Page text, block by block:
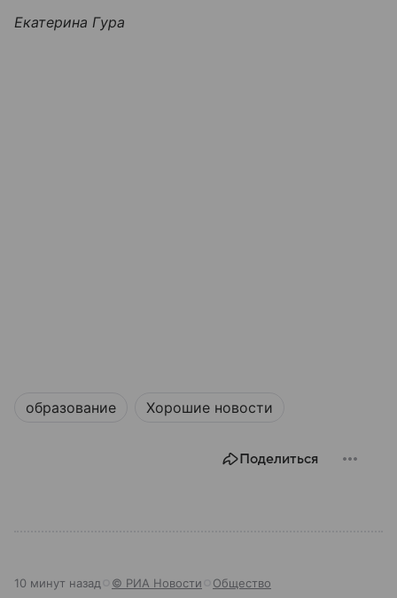
Екатерина Гура
образование Хорошие новости
Поделиться
10 минут назад © РИА Новости Общество